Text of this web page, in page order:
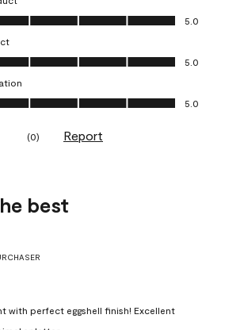
5.0 out of 5
5.0
5.0 out of 5
5.0
5.0 out of 5
5.0
(0) Report
best
with perfect eggshell finish! Excellent